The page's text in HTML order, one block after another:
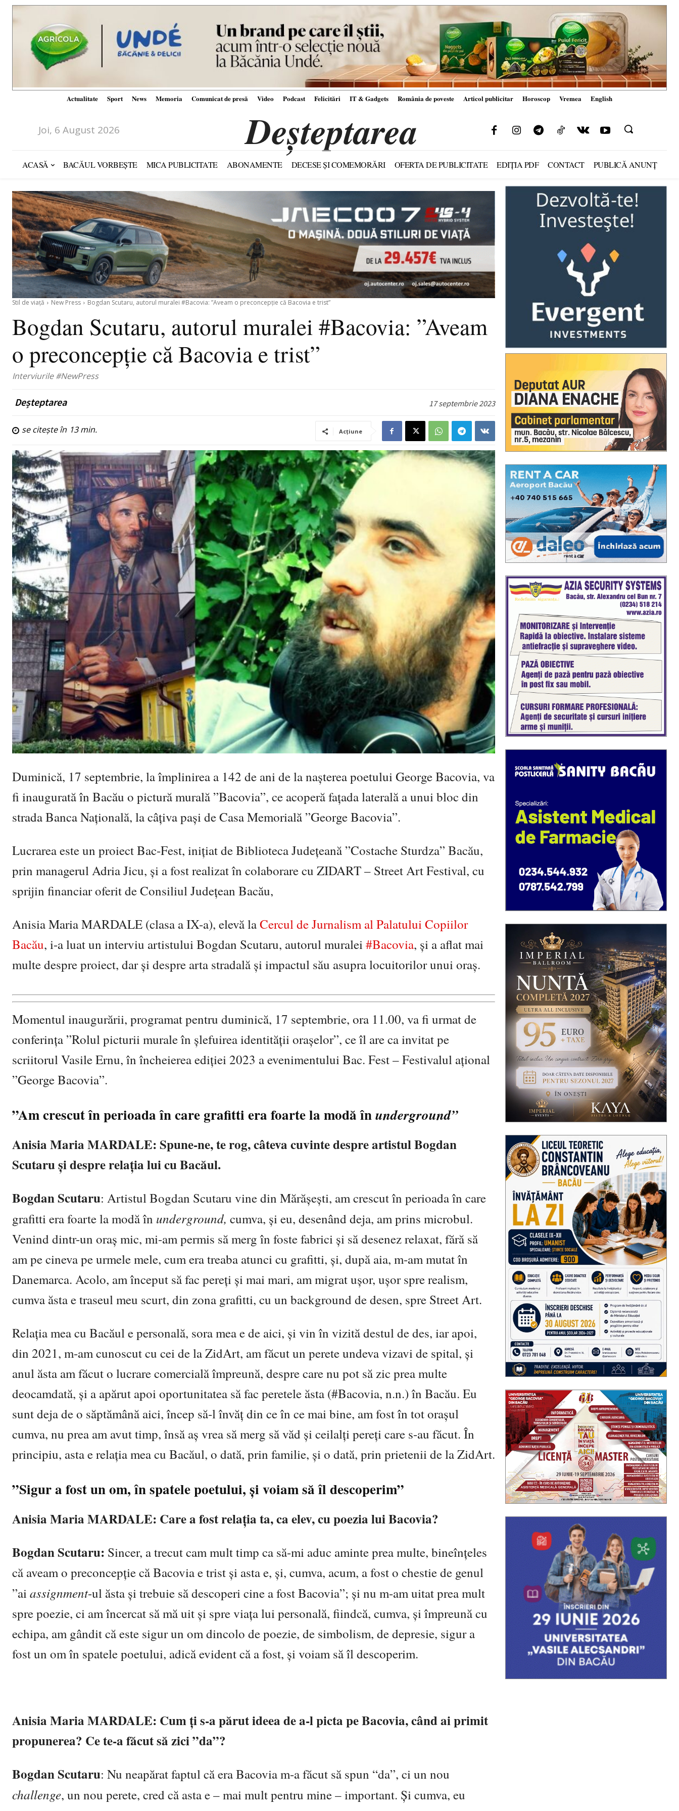
Actualitate Sport News Memoria Comunicat de presă Video Podcast Felicitări IT & Gadgets România de poveste Articol publicitar Horoscop Vremea English
Joi, 6 August 2026 Deșteptarea
ACASĂ BACĂUL VORBEȘTE MICA PUBLICITATE ABONAMENTE DECESE ȘI COMEMORĂRI OFERTA DE PUBLICITATE EDIȚIA PDF CONTACT PUBLICĂ ANUNȚ
Stil de viață New Press Bogdan Scutaru, autorul muralei #Bacovia: ”Aveam o preconcepție că Bacovia e trist”
Bogdan Scutaru, autorul muralei #Bacovia: ”Aveam
o preconcepție că Bacovia e trist”
Interviurile #NewPress
Deșteptarea 17 septembrie 2023
se citește în 13min. Acțiune
Duminică, 17 septembrie, la împlinirea a 142 de ani de la nașterea poetului George Bacovia, va
fi inaugurată în Bacău o pictură murală ”Bacovia”, ce acoperă fațada laterală a unui bloc din
strada Banca Națională, la câțiva pași de Casa Memorială ”George Bacovia”.
Lucrarea este un proiect Bac-Fest, inițiat de Biblioteca Județeană ”Costache Sturdza” Bacău,
prin managerul Adria Jicu, și a fost realizat în colaborare cu ZIDART – Street Art Festival, cu
sprijin financiar oferit de Consiliul Județean Bacău,
Anisia Maria MARDALE (clasa a IX-a), elevă laCercul de Jurnalism al Palatului Copiilor
Bacău, i-a luat un interviu artistului Bogdan Scutaru, autorul muralei#Bacovia, și a aflat mai
multe despre proiect, dar și despre arta stradală și impactul său asupra locuitorilor unui oraș.
Momentul inaugurării, programat pentru duminică, 17 septembrie, ora 11.00, va fi urmat de
conferința ”Rolul picturii murale în șlefuirea identității orașelor”, ce îl are ca invitat pe
scriitorul Vasile Ernu, în încheierea ediției 2023 a evenimentului Bac. Fest – Festivalul ațional
”George Bacovia”.
”Am crescut în perioada în care grafitti era foarte la modă înunderground”
Anisia MariaMARDALE:Spune-ne, te rog, câteva cuvinte despre artistul Bogdan
Scutaru și despre relația lui cu Bacăul.
Bogdan Scutaru: Artistul Bogdan Scutaru vine din Mărășești, am crescut în perioada în care
grafitti era foarte la modă în underground, cumva, și eu, desenând deja, am prins microbul.
Venind dintr-un oraș mic, mi-am permis să merg în foste fabrici și să desenez relaxat, fără să
am pe cineva pe urmele mele, cum era treaba atunci cu grafitti, și, după aia, m-am mutat în
Danemarca. Acolo, am început să fac pereți și mai mari, am migrat ușor, ușor spre realism,
cumva ăsta e traseul meu scurt, din zona grafitti, cu un background de desen, spre Street Art.
Relația mea cu Bacăul e personală, sora mea e de aici, și vin în vizită destul de des, iar apoi,
din 2021, m-am cunoscut cu cei de la ZidArt, am făcut un perete undeva vizavi de spital, și
anul ăsta am făcut o lucrare comercială împreună, despre care nu pot să zic prea multe
deocamdată, și a apărut apoi oportunitatea să fac peretele ăsta (#Bacovia, n.n.) în Bacău. Eu
sunt deja de o săptămână aici, încep să-l învăț din ce în ce mai bine, am fost în tot orașul
cumva, nu prea am avut timp, însă aș vrea să merg să văd și ceilalți pereți care s-au făcut. În
principiu, asta e relația mea cu Bacăul, o dată, prin familie, și o dată, prin prietenii de la ZidArt.
”Sigur a fost un om, în spatele poetului, și voiam să îl descoperim”
Anisia MariaMARDALE: Care a fost relația ta, ca elev, cu poezia lui Bacovia?
Bogdan Scutaru: Sincer, a trecut cam mult timp ca să-mi aduc aminte prea multe, bineînțeles
că aveam o preconcepție că Bacovia e trist și asta e, și, cumva, acum, a fost o chestie de genul
”aiassignment-ul ăsta și trebuie să descoperi cine a fost Bacovia”; și nu m-am uitat prea mult
spre poezie, ci am încercat să mă uit și spre viața lui personală, fiindcă, cumva, și împreună cu
echipa, am gândit că este sigur un om dincolo de poezie, de simbolism, de depresie, sigur a
fost un om în spatele poetului, adică evident că a fost, și voiam să îl descoperim.
Anisia MariaMARDALE: Cum ți s-a părut ideea de a-l picta pe Bacovia, când ai primit
propunerea? Ce te-a făcut să zici ”da”?
Bogdan Scutaru: Nu neapărat faptul că era Bacovia m-a făcut să spun “da”, ci un nou
challenge, un nou perete, cred că asta e – mai mult pentru mine – important. Și cumva, eu